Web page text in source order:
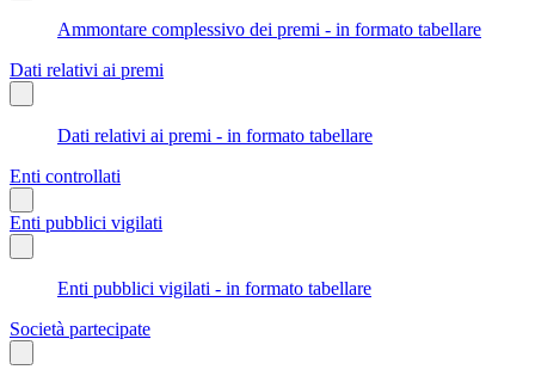
Ammontare complessivo dei premi - in formato tabellare
Dati relativi ai premi
Dati relativi ai premi - in formato tabellare
Enti controllati
Enti pubblici vigilati
Enti pubblici vigilati - in formato tabellare
Società partecipate